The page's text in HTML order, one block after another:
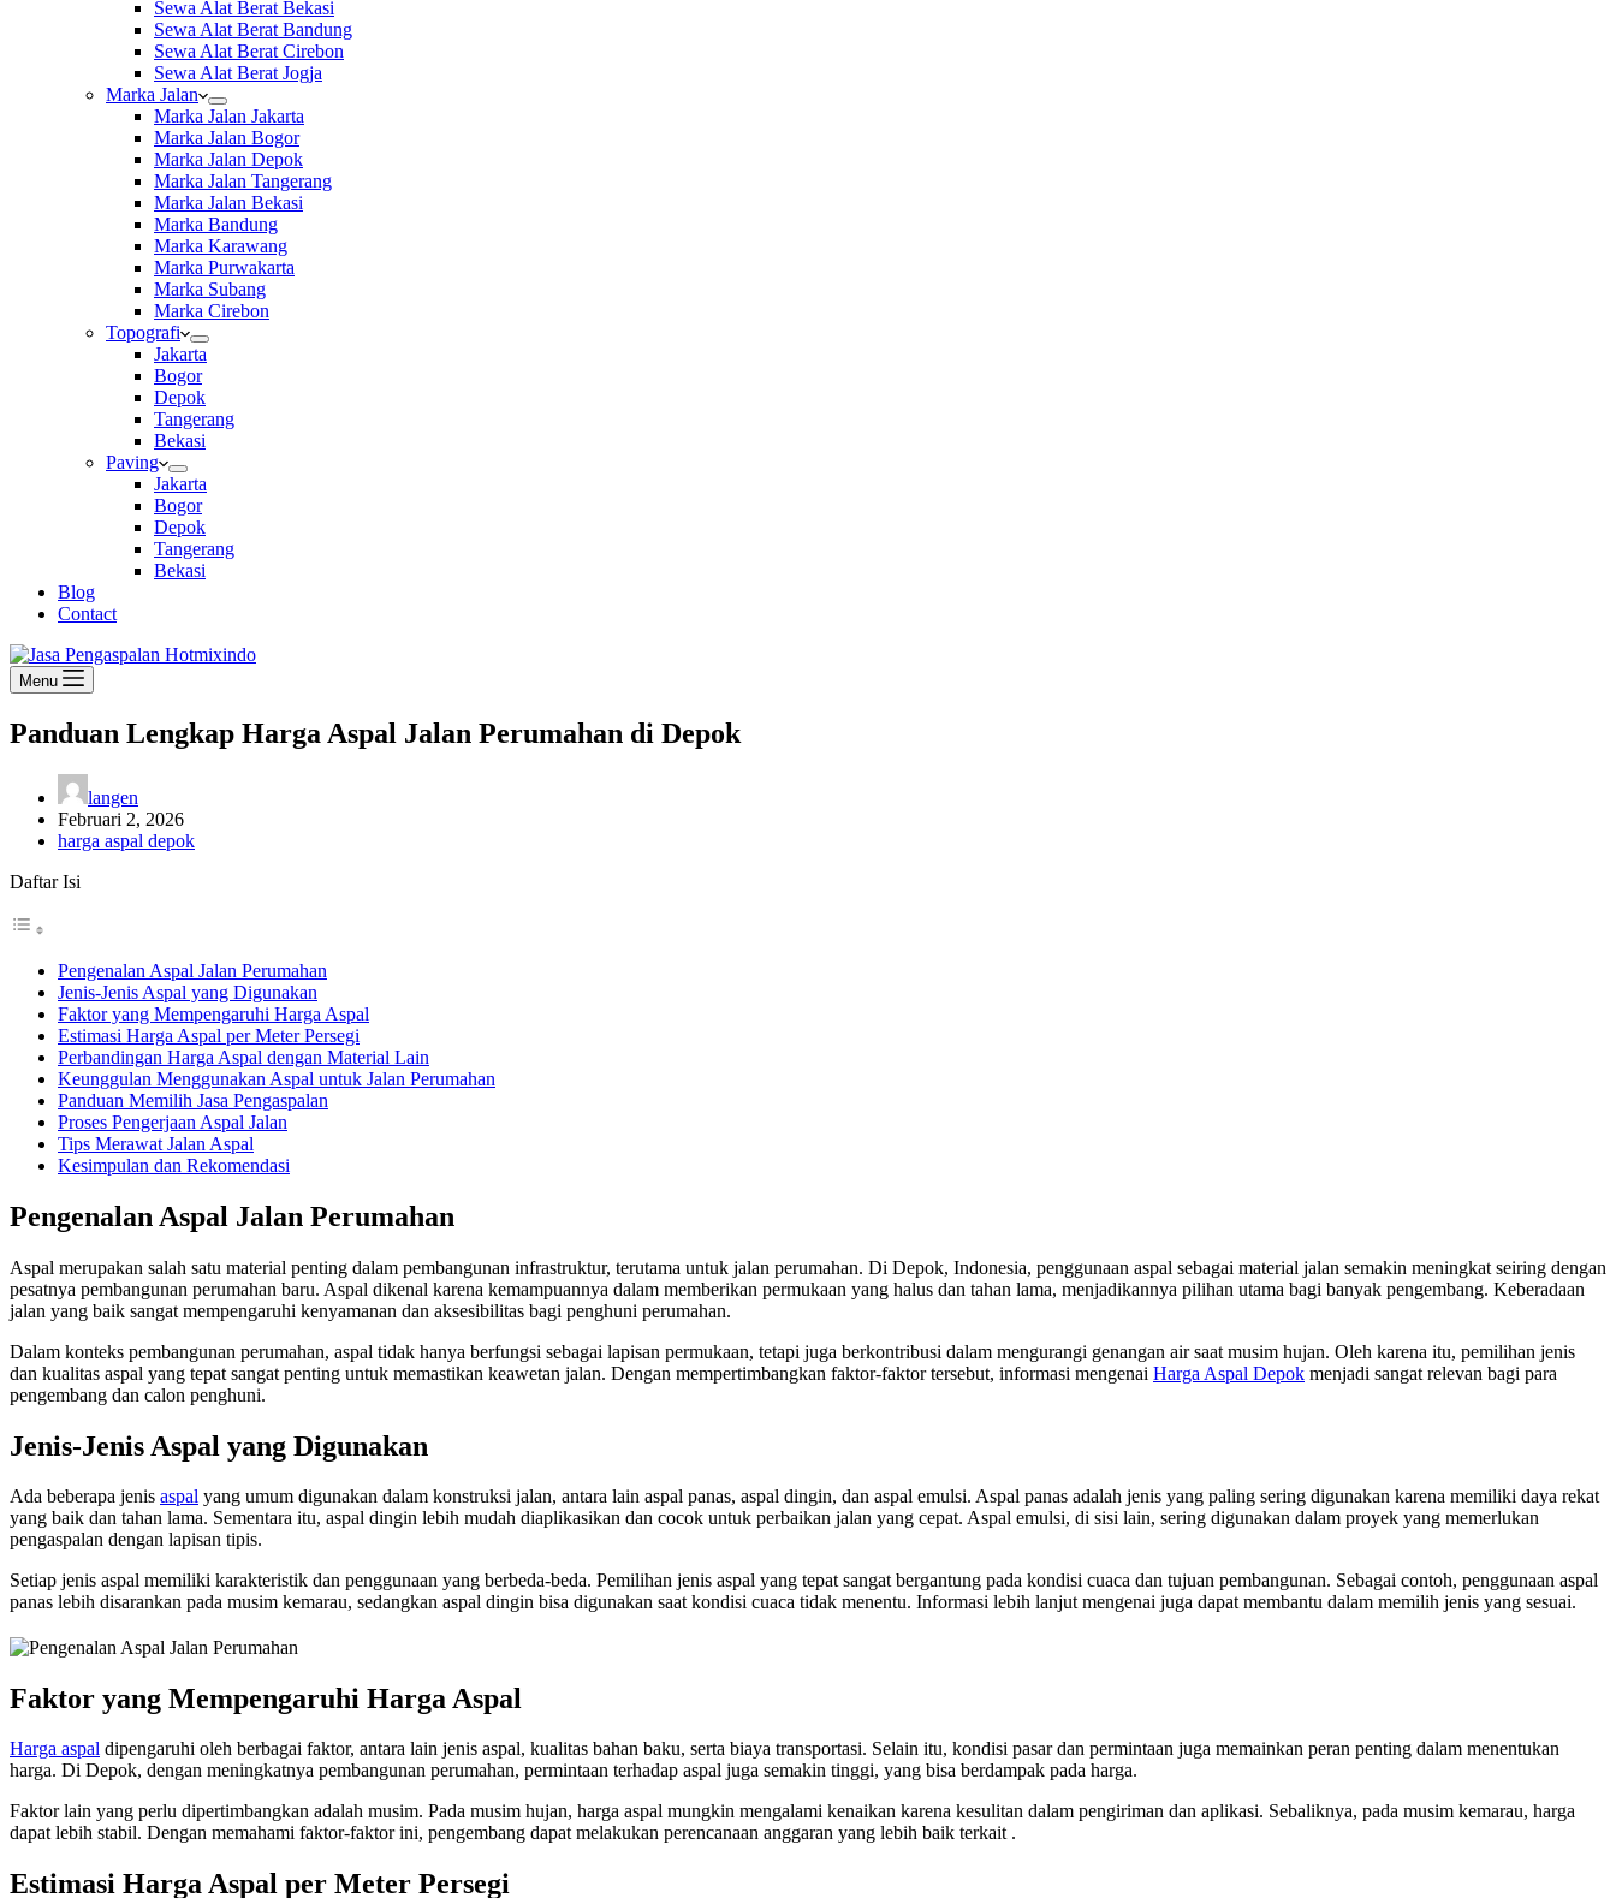
Sewa Alat Berat Bekasi
Sewa Alat Berat Bandung
Sewa Alat Berat Cirebon
Sewa Alat Berat Jogja
Marka Jalan
Marka Jalan Jakarta
Marka Jalan Bogor
Marka Jalan Depok
Marka Jalan Tangerang
Marka Jalan Bekasi
Marka Bandung
Marka Karawang
Marka Purwakarta
Marka Subang
Marka Cirebon
Topografi
Jakarta
Bogor
Depok
Tangerang
Bekasi
Paving
Jakarta
Bogor
Depok
Tangerang
Bekasi
Blog
Contact
Menu
Panduan Lengkap Harga Aspal Jalan Perumahan di Depok
langen
Februari 2, 2026
harga aspal depok
Daftar Isi
Pengenalan Aspal Jalan Perumahan
Jenis-Jenis Aspal yang Digunakan
Faktor yang Mempengaruhi Harga Aspal
Estimasi Harga Aspal per Meter Persegi
Perbandingan Harga Aspal dengan Material Lain
Keunggulan Menggunakan Aspal untuk Jalan Perumahan
Panduan Memilih Jasa Pengaspalan
Proses Pengerjaan Aspal Jalan
Tips Merawat Jalan Aspal
Kesimpulan dan Rekomendasi
Pengenalan Aspal Jalan Perumahan
Aspal merupakan salah satu material penting dalam pembangunan infrastruktur, terutama untuk jalan perumahan. Di Depok, Indonesia, penggunaan aspal sebagai material jalan semakin meningkat seiring dengan
pesatnya pembangunan perumahan baru. Aspal dikenal karena kemampuannya dalam memberikan permukaan yang halus dan tahan lama, menjadikannya pilihan utama bagi banyak pengembang. Keberadaan
jalan yang baik sangat mempengaruhi kenyamanan dan aksesibilitas bagi penghuni perumahan.
Dalam konteks pembangunan perumahan, aspal tidak hanya berfungsi sebagai lapisan permukaan, tetapi juga berkontribusi dalam mengurangi genangan air saat musim hujan. Oleh karena itu, pemilihan jenis
dan kualitas aspal yang tepat sangat penting untuk memastikan keawetan jalan. Dengan mempertimbangkan faktor-faktor tersebut, informasi mengenai Harga Aspal Depok menjadi sangat relevan bagi para
pengembang dan calon penghuni.
Jenis-Jenis Aspal yang Digunakan
Ada beberapa jenis aspal yang umum digunakan dalam konstruksi jalan, antara lain aspal panas, aspal dingin, dan aspal emulsi. Aspal panas adalah jenis yang paling sering digunakan karena memiliki daya rekat
yang baik dan tahan lama. Sementara itu, aspal dingin lebih mudah diaplikasikan dan cocok untuk perbaikan jalan yang cepat. Aspal emulsi, di sisi lain, sering digunakan dalam proyek yang memerlukan
pengaspalan dengan lapisan tipis.
Setiap jenis aspal memiliki karakteristik dan penggunaan yang berbeda-beda. Pemilihan jenis aspal yang tepat sangat bergantung pada kondisi cuaca dan tujuan pembangunan. Sebagai contoh, penggunaan aspal
panas lebih disarankan pada musim kemarau, sedangkan aspal dingin bisa digunakan saat kondisi cuaca tidak menentu. Informasi lebih lanjut mengenai juga dapat membantu dalam memilih jenis yang sesuai.
Faktor yang Mempengaruhi Harga Aspal
Harga aspal dipengaruhi oleh berbagai faktor, antara lain jenis aspal, kualitas bahan baku, serta biaya transportasi. Selain itu, kondisi pasar dan permintaan juga memainkan peran penting dalam menentukan
harga. Di Depok, dengan meningkatnya pembangunan perumahan, permintaan terhadap aspal juga semakin tinggi, yang bisa berdampak pada harga.
Faktor lain yang perlu dipertimbangkan adalah musim. Pada musim hujan, harga aspal mungkin mengalami kenaikan karena kesulitan dalam pengiriman dan aplikasi. Sebaliknya, pada musim kemarau, harga
dapat lebih stabil. Dengan memahami faktor-faktor ini, pengembang dapat melakukan perencanaan anggaran yang lebih baik terkait .
Estimasi Harga Aspal per Meter Persegi